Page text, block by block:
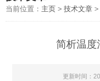
当前位置： 主页 >技术文章 >
简析温度
更新时间：